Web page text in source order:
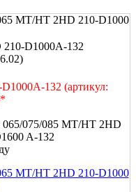
210-D1000A-132
132 (артикул: